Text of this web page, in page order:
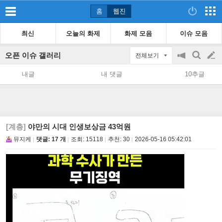
홈 웹진
최신 오늘의 화제 화제 모음 이슈 모음
오픈 이슈 갤러리 전체보기
공
지
on/off
검
색
글
쓰
내글 내 댓글 10추글
[계층] 야만의 시대 인생보상금 43억원
뮤지케 댓글: 17 개 조회: 15118 추천: 30 2026-05-16 05:42:01